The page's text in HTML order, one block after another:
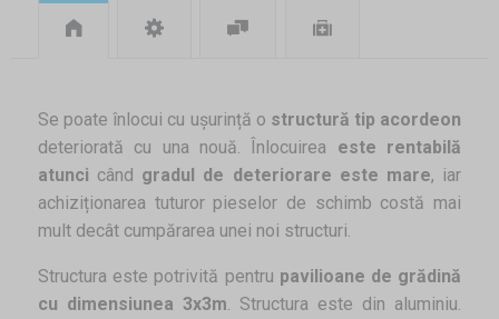
Se poate înlocui cu ușurință o structură tip acordeon
deteriorată cu una nouă. Înlocuirea este rentabilă
atunci când gradul de deteriorare este mare, iar
achiziționarea tuturor pieselor de schimb costă mai
mult decât cumpărarea unei noi structuri.
Structura este potrivită pentru pavilioane de grădină
cu dimensiunea 3x3m . Structura este din aluminiu.